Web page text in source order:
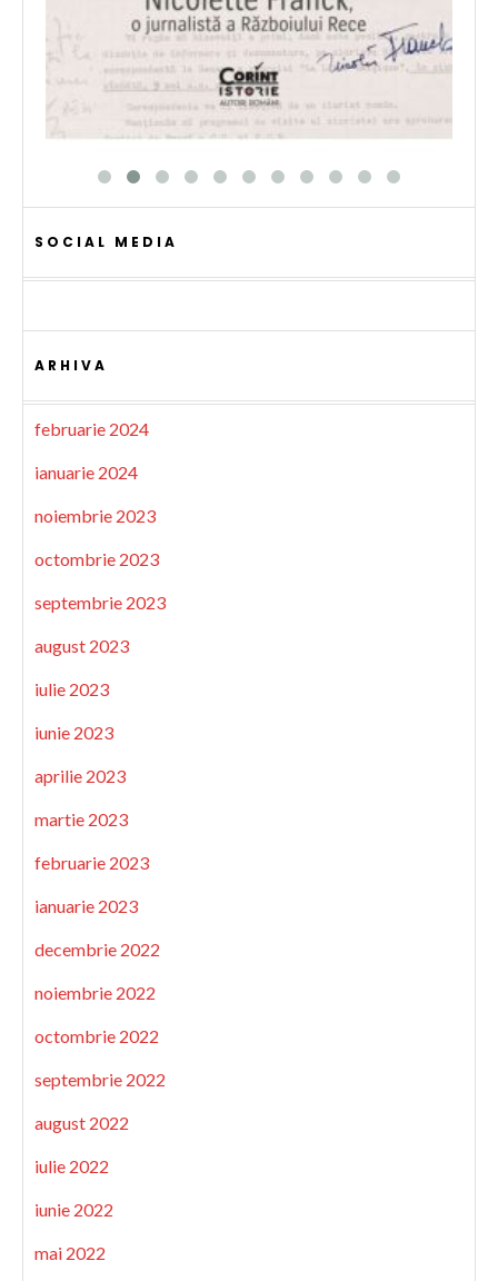
SOCIAL MEDIA
ARHIVA
februarie 2024
ianuarie 2024
noiembrie 2023
octombrie 2023
septembrie 2023
august 2023
iulie 2023
iunie 2023
aprilie 2023
martie 2023
februarie 2023
ianuarie 2023
decembrie 2022
noiembrie 2022
octombrie 2022
septembrie 2022
august 2022
iulie 2022
iunie 2022
mai 2022